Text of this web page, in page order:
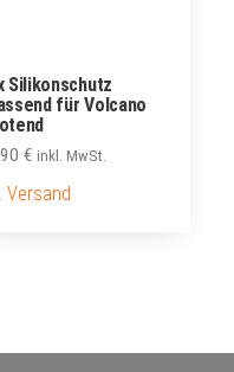
Silikonschutz
für Volcano
€ inkl. MwSt.
Versand